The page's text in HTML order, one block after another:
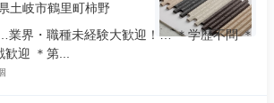
土岐市鶴里町柿野
業界・職種未経験大歓迎！… ＊学歴不問 ＊
迎 ＊第...